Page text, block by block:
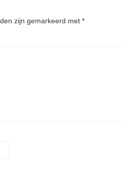
zijn gemarkeerd met *